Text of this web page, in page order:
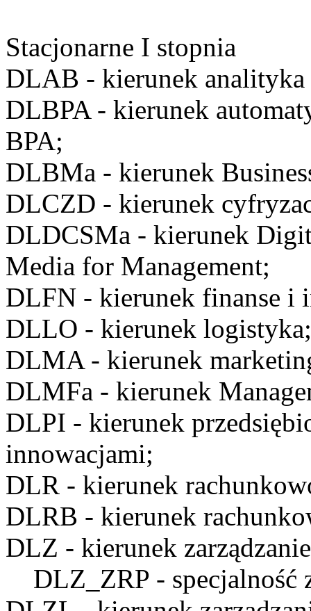
Stacjonarne I stopnia
DLAB - kierunek analityka
DLBPA- kierunek
BPA;
DLBMa - kierunek
DLCZD - kierunek
DLDCSMa - kierunek
Media for Management;
DLFN - kierunek finanse i
DLLO - kierunek logistyka;
DLMA- kierunek
DLMFa - kierunek
DLPI - kierunek
innowacjami;
DLR - kierunek
DLRB - kierunek
DLZ - kierunek
DLZ_ZRP - specjalność